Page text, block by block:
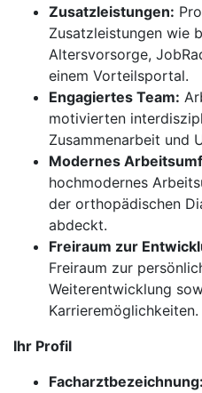
Zusatzleistungen:
Zusatzleistungen wie
Altersvorsorge,
einem Vorteilsportal.
Engagiertes Team:
motivierten
Zusammenarbeit und
Modernes
hochmodernes
der orthopädischen
abdeckt.
Freiraum zur
Freiraum zur
Weiterentwicklung
Karrieremöglichkeiten.
Ihr Profil
Facharztbezeichnung: